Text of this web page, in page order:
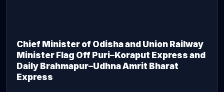
Chief Minister of Odisha and Union Railway
Minister Flag Off Puri–Koraput Express and
Daily Brahmapur–Udhna Amrit Bharat
Express